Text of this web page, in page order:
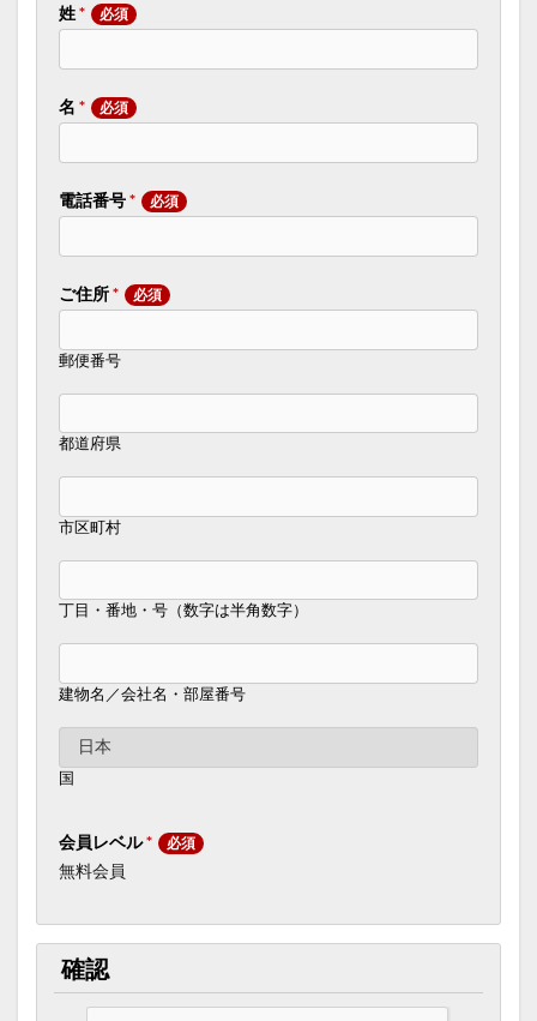
姓*
名 *
電話番号*
ご住所*
郵便番号
都道府県
市区町村
丁目・番地・号（数字は半角数字）
建物名／会社名・部屋番号
国
会員レベル*
無料会員
確認